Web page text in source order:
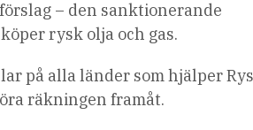
– den sanktionerande
rysk olja och gas.
på alla länder som hjälper
räkningen framåt.